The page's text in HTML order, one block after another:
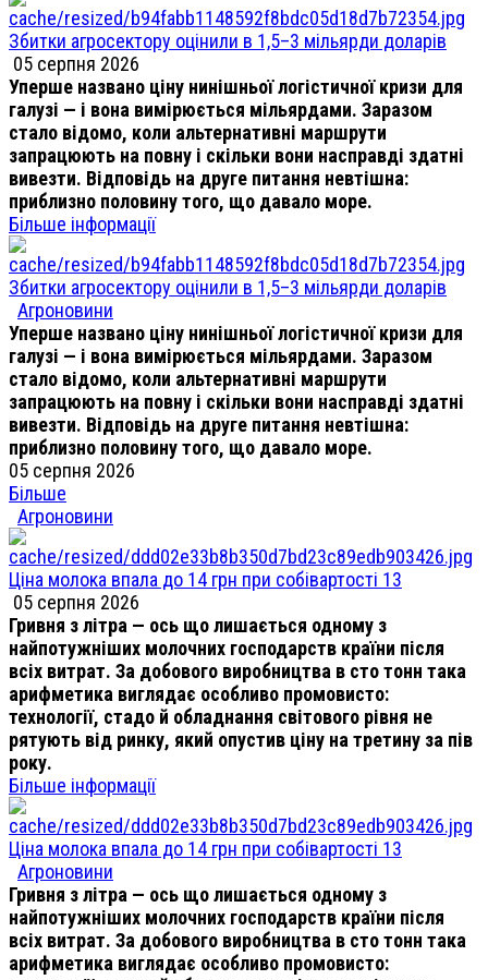
Збитки агросектору оцінили в 1,5–3 мільярди доларів
05 серпня 2026
Уперше названо ціну нинішньої логістичної кризи для
галузі — і вона вимірюється мільярдами. Заразом
стало відомо, коли альтернативні маршрути
запрацюють на повну і скільки вони насправді здатні
вивезти. Відповідь на друге питання невтішна:
приблизно половину того, що давало море.
Більше інформації
Збитки агросектору оцінили в 1,5–3 мільярди доларів
Агроновини
Уперше названо ціну нинішньої логістичної кризи для
галузі — і вона вимірюється мільярдами. Заразом
стало відомо, коли альтернативні маршрути
запрацюють на повну і скільки вони насправді здатні
вивезти. Відповідь на друге питання невтішна:
приблизно половину того, що давало море.
05 серпня 2026
Більше
Агроновини
Ціна молока впала до 14 грн при собівартості 13
05 серпня 2026
Гривня з літра — ось що лишається одному з
найпотужніших молочних господарств країни після
всіх витрат. За добового виробництва в сто тонн така
арифметика виглядає особливо промовисто:
технології, стадо й обладнання світового рівня не
рятують від ринку, який опустив ціну на третину за пів
року.
Більше інформації
Ціна молока впала до 14 грн при собівартості 13
Агроновини
Гривня з літра — ось що лишається одному з
найпотужніших молочних господарств країни після
всіх витрат. За добового виробництва в сто тонн така
арифметика виглядає особливо промовисто: